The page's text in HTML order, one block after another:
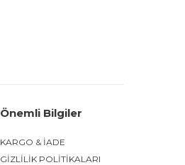
Önemli Bilgiler
KARGO & İADE
GİZLİLİK POLİTİKALARI